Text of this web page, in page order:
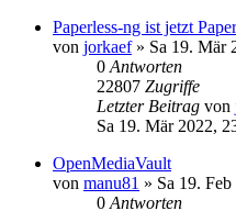
Paperless-ng ist jetzt
von jorkaef» Sa 19. Mär
0 Antworten
22807 Zugriffe
Letzter Beitrag von
Sa 19. Mär 2022,
OpenMediaVault
von manu81 » Sa 19.
0 Antworten